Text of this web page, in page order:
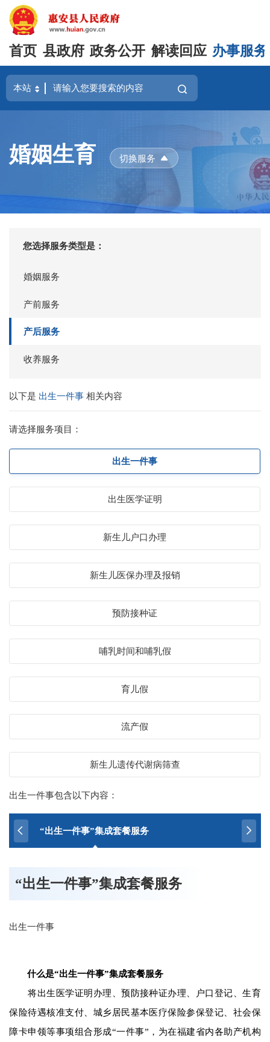
首页 县政府 政务公开 解读回应 办事服务
婚姻生育 切换服务
您选择服务类型是：
婚姻服务
产前服务
产后服务
收养服务
以下是 出生一件事相关内容
请选择服务项目：
出生一件事
出生医学证明
新生儿户口办理
新生儿医保办理及报销
预防接种证
哺乳时间和哺乳假
育儿假
流产假
新生儿遗传代谢病筛查
出生一件事包含以下内容：
“出生一件事”集成套餐服务
“出生一件事”集成套餐服务
出生一件事
什么是“出生一件事”集成套餐服务
将出生医学证明办理、预防接种证办理、户口登记、生育
保险待遇核准支付、城乡居民基本医疗保险参保登记、社会保
障卡申领等事项组合形成“一件事”，为在福建省内各助产机构